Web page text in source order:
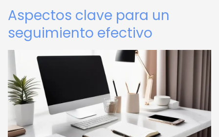
Aspectos clave para un
seguimiento efectivo